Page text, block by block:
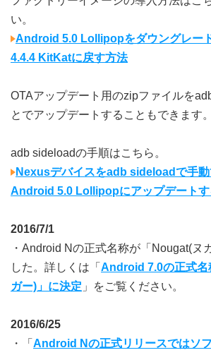
い。
Android 5.0 Lollipopをダウングレー
4.4.4 KitKatに戻す方法
OTAアップデート用のzipファイルを
とでアップデートすることもできます。
adb sideloadの手順はこちら。
Nexusデバイスをadb sideloadで手動
Android 5.0 Lollipopにアップデートす
2016/7/1
・Android Nの正式名称が「Nougat(ヌ
した。詳しくは「 Android 7.0の正式名
ガー)」に決定 」をご覧ください。
2016/6/25
・「 Android Nの正式リリースではソ